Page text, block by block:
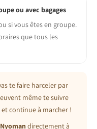
ou avec bagages
si vous êtes en groupe.
que tous les
te faire harceler par
même te suivre
continue à marcher !
Nyoman directement à